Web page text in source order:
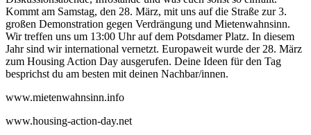
Kommt am Samstag, den 28. März, mit uns auf die Straße zur 3.
großen Demonstration gegen Verdrängung und Mietenwahnsinn.
Wir treffen uns um 13:00 Uhr auf dem Potsdamer Platz. In diesem
Jahr sind wir international vernetzt. Europaweit wurde der 28. März
zum Housing Action Day ausgerufen. Deine Ideen für den Tag
besprichst du am besten mit deinen Nachbar/innen.
www.mietenwahnsinn.info
www.housing-action-day.net